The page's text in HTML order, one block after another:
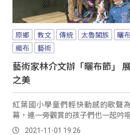
原鄉 教文 傳統 太魯閣族 曬
織布
藝術
藝術家林介文辦「曬布節」
之美
紅葉國小學童們輕快動感的歌聲
幕，連一旁觀賞的孩子們也一起吟
2021-11-01 19:26